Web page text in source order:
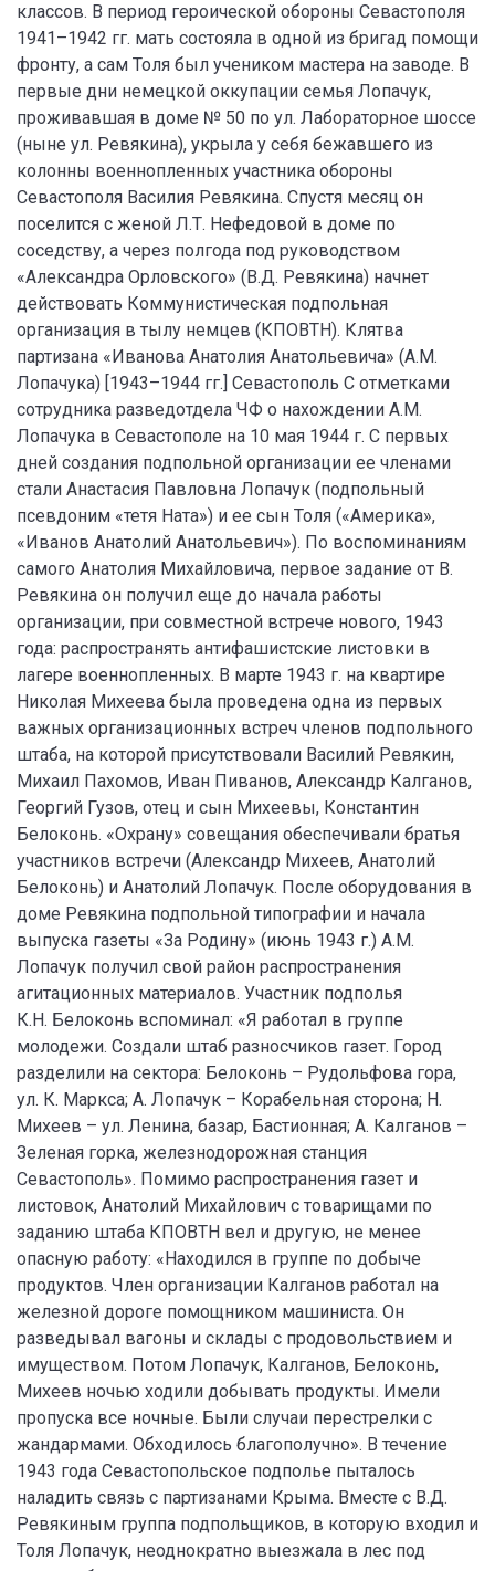
классов. В период героической обороны Севастополя
1941–1942 гг. мать состояла в одной из бригад помощи
фронту, а сам Толя был учеником мастера на заводе. В
первые дни немецкой оккупации семья Лопачук,
проживавшая в доме № 50 по ул. Лабораторное шоссе
(ныне ул. Ревякина), укрыла у себя бежавшего из
колонны военнопленных участника обороны
Севастополя Василия Ревякина. Спустя месяц он
поселится с женой Л.Т. Нефедовой в доме по
соседству, а через полгода под руководством
«Александра Орловского» (В.Д. Ревякина) начнет
действовать Коммунистическая подпольная
организация в тылу немцев (КПОВТН). Клятва
партизана «Иванова Анатолия Анатольевича» (А.М.
Лопачука) [1943–1944 гг.] Севастополь С отметками
сотрудника разведотдела ЧФ о нахождении А.М.
Лопачука в Севастополе на 10 мая 1944 г. С первых
дней создания подпольной организации ее членами
стали Анастасия Павловна Лопачук (подпольный
псевдоним «тетя Ната») и ее сын Толя («Америка»,
«Иванов Анатолий Анатольевич»). По воспоминаниям
самого Анатолия Михайловича, первое задание от В.
Ревякина он получил еще до начала работы
организации, при совместной встрече нового, 1943
года: распространять антифашистские листовки в
лагере военнопленных. В марте 1943 г. на квартире
Николая Михеева была проведена одна из первых
важных организационных встреч членов подпольного
штаба, на которой присутствовали Василий Ревякин,
Михаил Пахомов, Иван Пиванов, Александр Калганов,
Георгий Гузов, отец и сын Михеевы, Константин
Белоконь. «Охрану» совещания обеспечивали братья
участников встречи (Александр Михеев, Анатолий
Белоконь) и Анатолий Лопачук. После оборудования в
доме Ревякина подпольной типографии и начала
выпуска газеты «За Родину» (июнь 1943 г.) А.М.
Лопачук получил свой район распространения
агитационных материалов. Участник подполья
К.Н. Белоконь вспоминал: «Я работал в группе
молодежи. Создали штаб разносчиков газет. Город
разделили на сектора: Белоконь – Рудольфова гора,
ул. К. Маркса; А. Лопачук – Корабельная сторона; Н.
Михеев – ул. Ленина, базар, Бастионная; А. Калганов –
Зеленая горка, железнодорожная станция
Севастополь». Помимо распространения газет и
листовок, Анатолий Михайлович с товарищами по
заданию штаба КПОВТН вел и другую, не менее
опасную работу: «Находился в группе по добыче
продуктов. Член организации Калганов работал на
железной дороге помощником машиниста. Он
разведывал вагоны и склады с продовольствием и
имуществом. Потом Лопачук, Калганов, Белоконь,
Михеев ночью ходили добывать продукты. Имели
пропуска все ночные. Были случаи перестрелки с
жандармами. Обходилось благополучно». В течение
1943 года Севастопольское подполье пыталось
наладить связь с партизанами Крыма. Вместе с В.Д.
Ревякиным группа подпольщиков, в которую входил и
Толя Лопачук, неоднократно выезжала в лес под